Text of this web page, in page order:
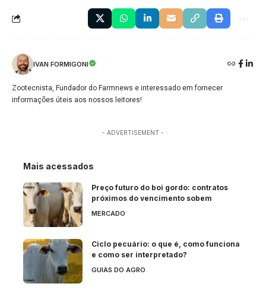
IVAN FORMIGONI
Zootecnista, Fundador do Farmnews e interessado em fornecer
informações úteis aos nossos leitores!
- ADVERTISEMENT -
Mais acessados
Preço futuro do boi gordo: contratos
próximos do vencimento sobem
MERCADO
Ciclo pecuário: o que é, como funciona
e como ser interpretado?
GUIAS DO AGRO